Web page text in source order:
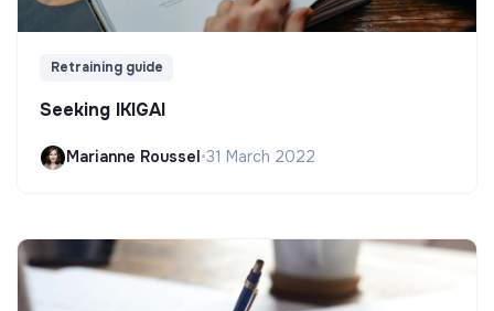
Retraining guide
Seeking IKIGAI
Marianne Roussel•31 March 2022